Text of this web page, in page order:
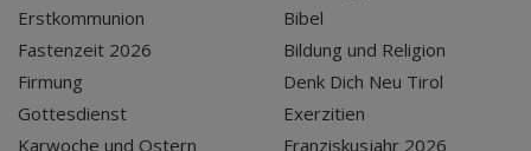
Erstkommunion
Fastenzeit 2026
Firmung
Gottesdienst
Karwoche und Ostern
Bibel
Bildung und Religion
Denk Dich Neu Tirol
Exerzitien
Franziskusjahr 2026